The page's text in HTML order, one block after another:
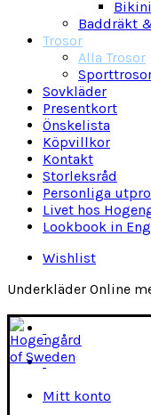
Baddräkt
Trosor
Alla Trosor
Sovkläder
Presentkort
Önskelista
Köpvillkor
Kontakt
Storleksråd
Personliga
Livet hos
Lookbook in
Wishlist
Underkläder Online
Mitt konto